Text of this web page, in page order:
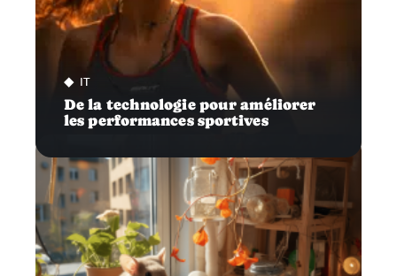
IT
De la technologie pour améliorer
les performances sportives